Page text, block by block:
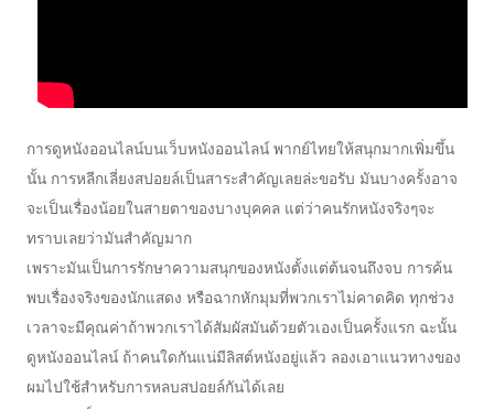
การดูหนังออนไลน์บนเว็บหนังออนไลน์ พากย์ไทยให้สนุกมากเพิ่มขึ้น
นั้น การหลีกเลี่ยงสปอยล์เป็นสาระสำคัญเลยล่ะขอรับ มันบางครั้งอาจ
จะเป็นเรื่องน้อยในสายตาของบางบุคคล แต่ว่าคนรักหนังจริงๆจะ
ทราบเลยว่ามันสำคัญมาก
เพราะมันเป็นการรักษาความสนุกของหนังตั้งแต่ต้นจนถึงจบ การค้น
พบเรื่องจริงของนักแสดง หรือฉากหักมุมที่พวกเราไม่คาดคิด ทุกช่วง
เวลาจะมีคุณค่าถ้าพวกเราได้สัมผัสมันด้วยตัวเองเป็นครั้งแรก ฉะนั้น
ดูหนังออนไลน์ ถ้าคนใดกันแน่มีลิสต์หนังอยู่แล้ว ลองเอาแนวทางของ
ผมไปใช้สำหรับการหลบสปอยล์กันได้เลย